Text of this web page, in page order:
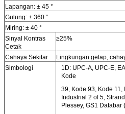
Lapangan: ± 45 °
Gulung: ± 360 °
Miring: ± 40 °
Sinyal Kontras
Cetak
≥25%
Cahaya Sekitar
Lingkungan gelap,
Simbologi
1D: UPC-A, UPC-E,
Kode
39, Kode 93, Kode 11,
Industrial 2 of 5,
Plessey, GS1 Databar